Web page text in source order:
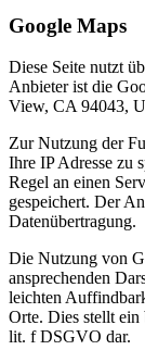
Google Maps
Diese Seite nutzt
Anbieter ist die
View, CA 94043,
Zur Nutzung der
Ihre IP Adresse zu
Regel an einen
gespeichert. Der
Datenübertragung.
Die Nutzung von
ansprechenden
leichten
Orte. Dies stellt ein
lit. f DSGVO dar.